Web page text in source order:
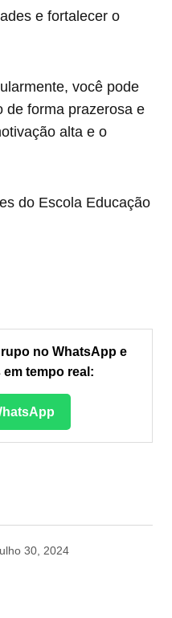
e fortalecer o
você pode
de forma prazerosa e
alta e o
do Escola Educação
no WhatsApp e
tempo real:
30, 2024